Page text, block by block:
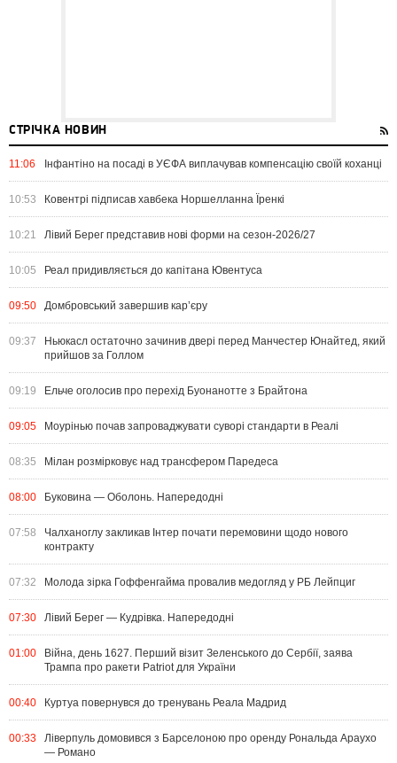
СТРІЧКА НОВИН
11:06 Інфантіно на посаді в УЄФА виплачував компенсацію своїй коханці
10:53 Ковентрі підписав хавбека Норшелланна Їренкі
10:21 Лівий Берег представив нові форми на сезон-2026/27
10:05 Реал придивляється до капітана Ювентуса
09:50 Домбровський завершив кар’єру
09:37
Ньюкасл остаточно зачинив двері перед Манчестер Юнайтед, який
прийшов за Голлом
09:19 Ельче оголосив про перехід Буонанотте з Брайтона
09:05 Моурінью почав запроваджувати суворі стандарти в Реалі
08:35 Мілан розмірковує над трансфером Паредеса
08:00 Буковина — Оболонь. Напередодні
07:58
Чалханоглу закликав Інтер почати перемовини щодо нового
контракту
07:32 Молода зірка Гоффенгайма провалив медогляд у РБ Лейпциг
07:30 Лівий Берег — Кудрівка. Напередодні
01:00
Війна, день 1627. Перший візит Зеленського до Сербії, заява
Трампа про ракети Patriot для України
00:40 Куртуа повернувся до тренувань Реала Мадрид
00:33
Ліверпуль домовився з Барселоною про оренду Рональда Араухо
— Романо